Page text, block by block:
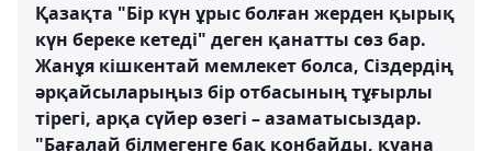
Қазақта "Бір күн ұрыс болған жерден қырық
күн береке кетеді" деген қанатты сөз бар.
Жанұя кішкентай мемлекет болса, Сіздердің
әрқайсыларыңыз бір отбасының тұғырлы
тірегі, арқа сүйер өзегі – азаматысыздар.
"Бағалай білмегенге бақ қонбайды, қуана